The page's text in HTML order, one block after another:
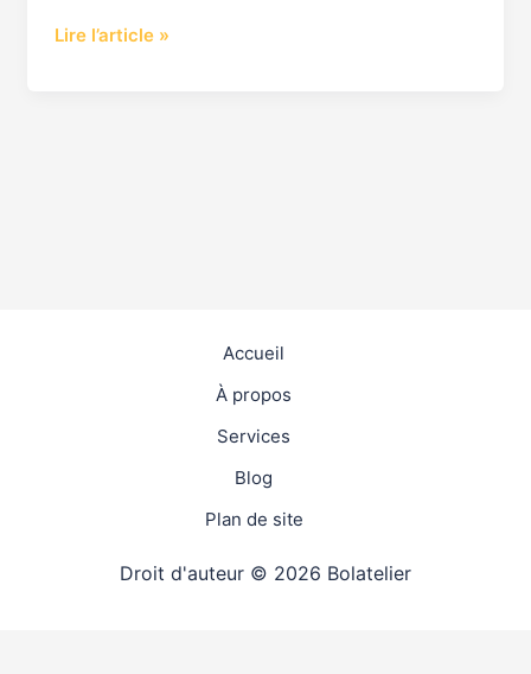
Lire l’article »
Accueil
À propos
Services
Blog
Plan de site
Droit d'auteur © 2026 Bolatelier